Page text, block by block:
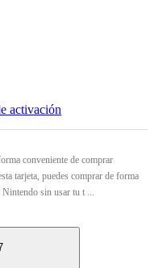
activación
conveniente de comprar
tarjeta, puedes comprar de forma
sin usar tu t ...